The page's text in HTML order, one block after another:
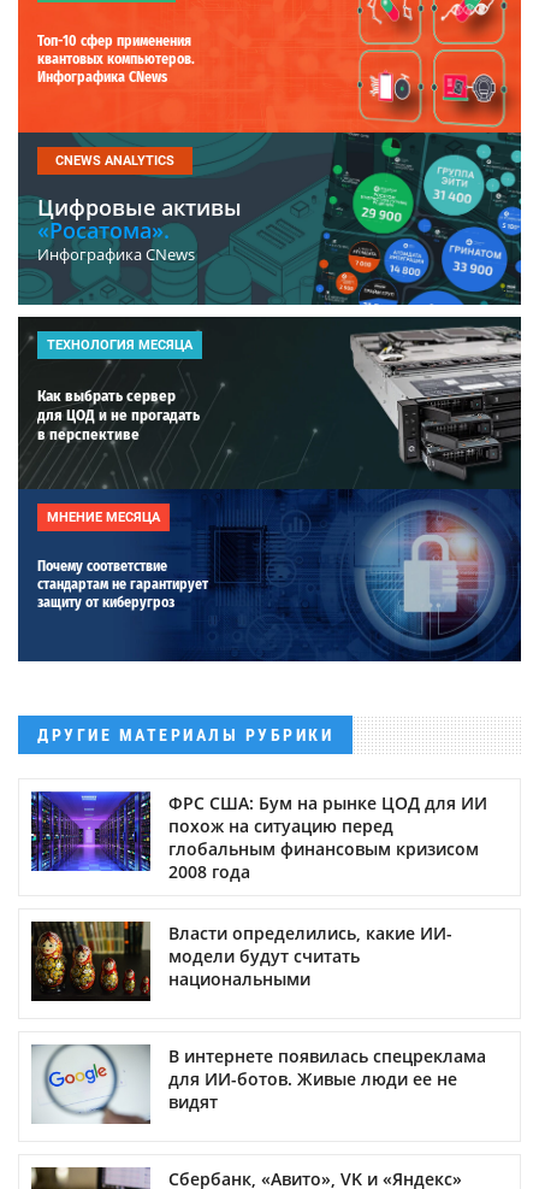
Топ-10 сфер применения
квантовых компьютеров.
Инфографика CNews
CNEWS ANALYTICS
Цифровые активы
«Росатома».
Инфографика CNews
ТЕХНОЛОГИЯ МЕСЯЦА
Как выбрать сервер
для ЦОД и не прогадать
в перспективе
МНЕНИЕ МЕСЯЦА
Почему соответствие
стандартам не гарантирует
защиту от киберугроз
ДРУГИЕ МАТЕРИАЛЫ РУБРИКИ
ФРС США: Бум на рынке ЦОД для ИИ
похож на ситуацию перед
глобальным финансовым кризисом
2008 года
Власти определились, какие ИИ-
модели будут считать
национальными
В интернете появилась спецреклама
для ИИ-ботов. Живые люди ее не
видят
Сбербанк, «Авито», VK и «Яндекс»